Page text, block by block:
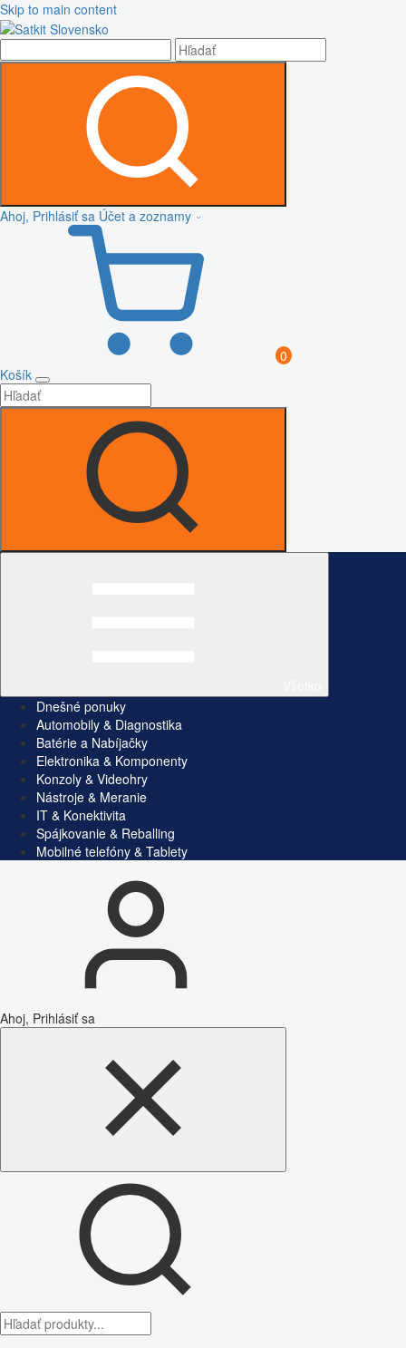
Skip to main content
Ahoj, Prihlásiť sa Účet a zoznamy
0
Košík
Dnešné ponuky
Automobily & Diagnostika
Batérie a Nabíjačky
Elektronika & Komponenty
Konzoly & Videohry
Nástroje & Meranie
IT & Konektivita
Spájkovanie & Reballing
Mobilné telefóny & Tablety
Ahoj, Prihlásiť sa